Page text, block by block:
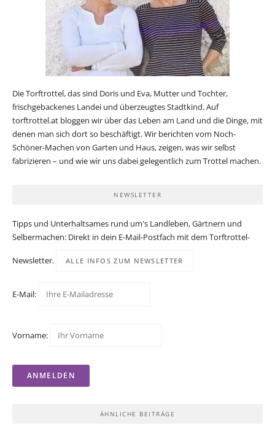
Die Torftrottel, das sind Doris und Eva, Mutter und Tochter,
frischgebackenes Landei und überzeugtes Stadtkind. Auf
torftrottel.at bloggen wir über das Leben am Land und die Dinge, mit
denen man sich dort so beschäftigt. Wir berichten vom Noch-
Schöner-Machen von Garten und Haus, zeigen, was wir selbst
fabrizieren – und wie wir uns dabei gelegentlich zum Trottel machen.
NEWSLETTER
Tipps und Unterhaltsames rund um's Landleben, Gärtnern und
Selbermachen: Direkt in dein E-Mail-Postfach mit dem Torftrottel-
Newsletter. ALLE INFOS ZUM NEWSLETTER
E-Mail:
Vorname:
ÄHNLICHE BEITRÄGE